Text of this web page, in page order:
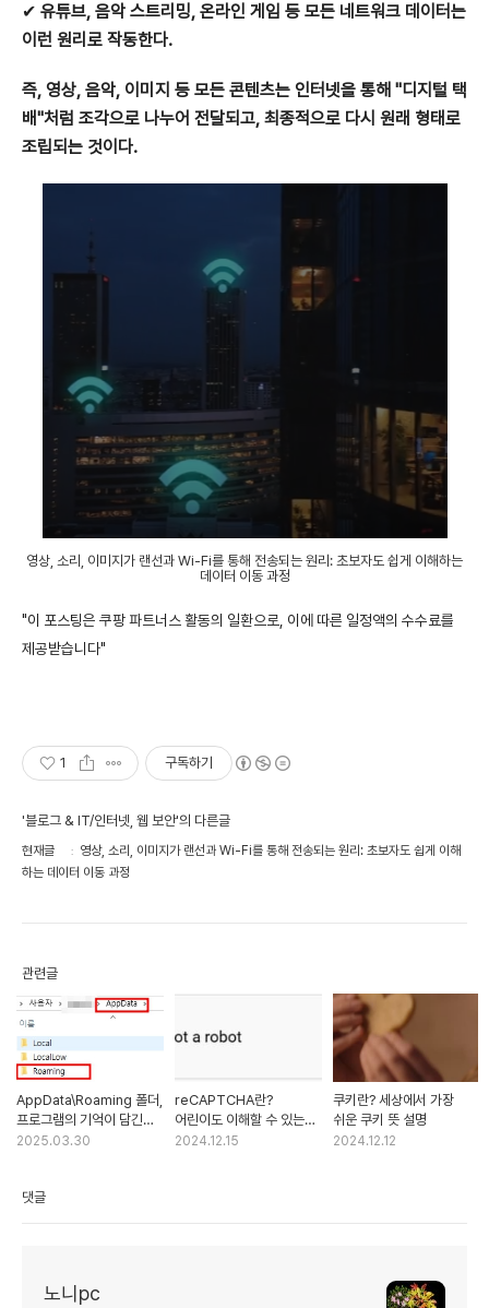
✔ 유튜브, 음악 스트리밍, 온라인 게임 등 모든 네트워크 데이터는
이런 원리로 작동한다.
즉, 영상, 음악, 이미지 등 모든 콘텐츠는 인터넷을 통해 "디지털 택
배"처럼 조각으로 나누어 전달되고, 최종적으로 다시 원래 형태로
조립되는 것이다.
영상, 소리, 이미지가 랜선과 Wi-Fi를 통해 전송되는 원리: 초보자도 쉽게 이해하는
데이터 이동 과정
"이 포스팅은 쿠팡 파트너스 활동의 일환으로, 이에 따른 일정액의 수수료를
제공받습니다"
1 구독하기
'블로그 & IT/인터넷, 웹 보안'의 다른글
현재글
영상, 소리, 이미지가 랜선과 Wi-Fi를 통해 전송되는 원리: 초보자도 쉽게 이해
하는 데이터 이동 과정
관련글
AppData\Roaming 폴더,
프로그램의 기억이 담긴
서랍 — 반드시 백업해야 할
2025.03.30
reCAPTCHA란?
어린이도 이해할 수 있는
쉬운 설명 | 리캡차, 리캡챠,
2024.12.15
쿠키란? 세상에서 가장
쉬운 쿠키 뜻 설명
2024.12.12
댓글
노니pc